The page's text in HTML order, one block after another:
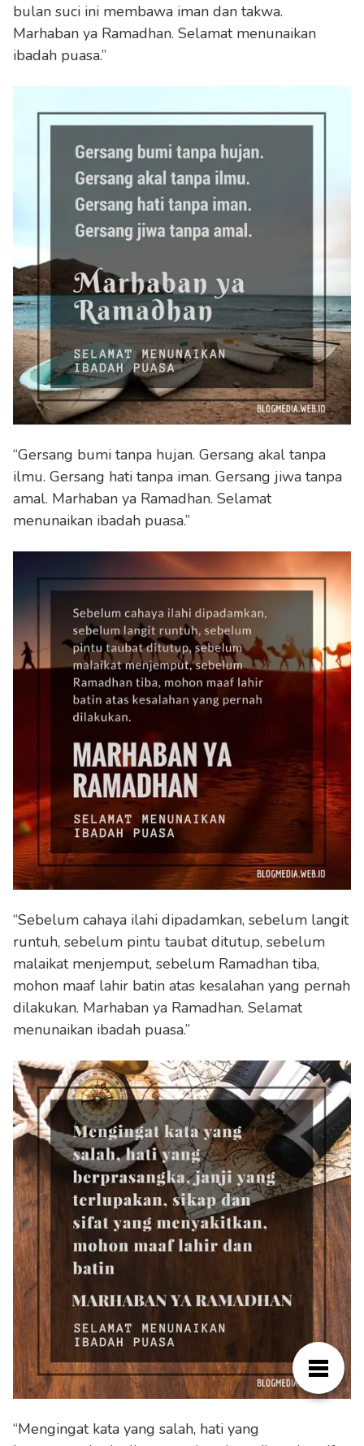
bulan suci ini membawa iman dan takwa.
Marhaban ya Ramadhan. Selamat menunaikan
ibadah puasa.”
“Gersang bumi tanpa hujan. Gersang akal tanpa
ilmu. Gersang hati tanpa iman. Gersang jiwa tanpa
amal. Marhaban ya Ramadhan. Selamat
menunaikan ibadah puasa.”
“Sebelum cahaya ilahi dipadamkan, sebelum langit
runtuh, sebelum pintu taubat ditutup, sebelum
malaikat menjemput, sebelum Ramadhan tiba,
mohon maaf lahir batin atas kesalahan yang pernah
dilakukan. Marhaban ya Ramadhan. Selamat
menunaikan ibadah puasa.”
“Mengingat kata yang salah, hati yang